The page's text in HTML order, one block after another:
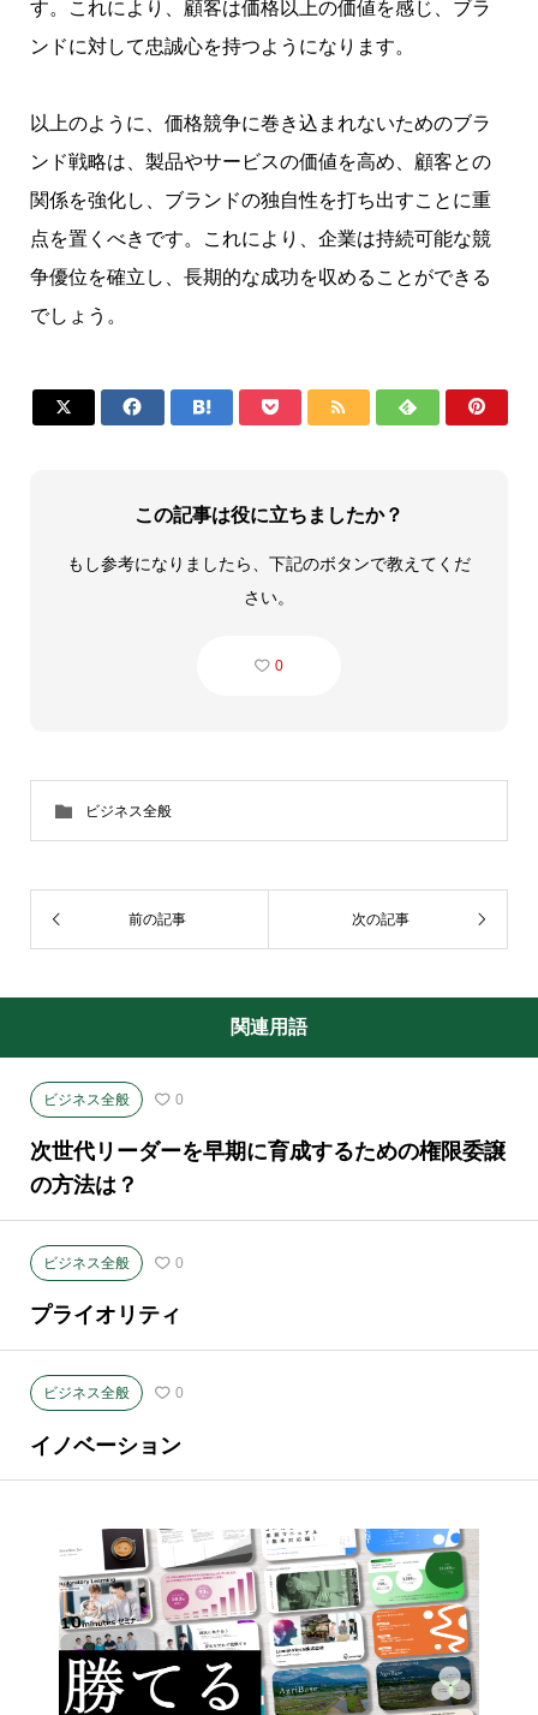
す。これにより、顧客は価格以上の価値を感じ、ブラ
ンドに対して忠誠心を持つようになります。
以上のように、価格競争に巻き込まれないためのブラ
ンド戦略は、製品やサービスの価値を高め、顧客との
関係を強化し、ブランドの独自性を打ち出すことに重
点を置くべきです。これにより、企業は持続可能な競
争優位を確立し、長期的な成功を収めることができる
でしょう。
      
この記事は役に立ちましたか？
もし参考になりましたら、下記のボタンで教えてくだ
さい。
0
ビジネス全般
前の記事 次の記事
関連用語
ビジネス全般 0
次世代リーダーを早期に育成するための権限委譲
の方法は？
ビジネス全般 0
プライオリティ
ビジネス全般 0
イノベーション